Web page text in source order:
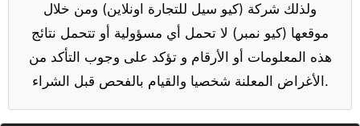
ولذلك شركة (كيو سيل للتجارة اونلاين) ومن خلال
موقعها (كيو نمبر) لا تحمل أي مسؤولية أو تتحمل نتائج
هذه المعلومات أو الأرقام و تؤكد على وجوب التأكد من
الأغراض المعلنة شخصيا والقيام بالفحص قبل الشراء.